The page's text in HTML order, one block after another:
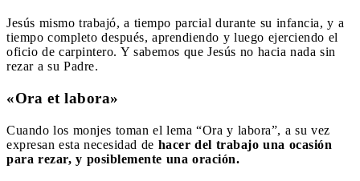
Jesús mismo trabajó, a tiempo parcial durante su infancia, y a
tiempo completo después, aprendiendo y luego ejerciendo el
oficio de carpintero. Y sabemos que Jesús no hacia nada sin
rezar a su Padre.
«Ora et labora»
Cuando los monjes toman el lema “Ora y labora”, a su vez
expresan esta necesidad de hacer del trabajo una ocasión
para rezar, y posiblemente una oración.